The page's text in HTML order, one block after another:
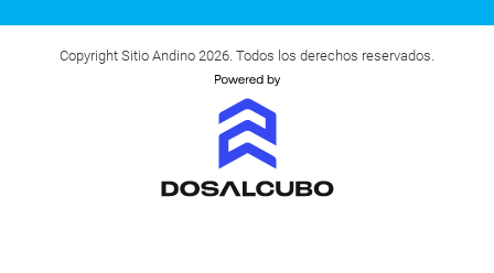
Copyright Sitio Andino 2026. Todos los derechos reservados.